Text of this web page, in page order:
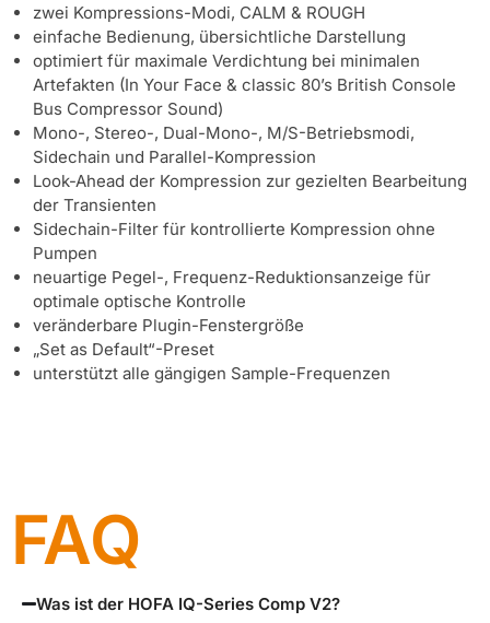
zwei Kompressions-Modi, CALM & ROUGH
einfache Bedienung, übersichtliche Darstellung
optimiert für maximale Verdichtung bei minimalen
Artefakten (In Your Face & classic 80’s British Console
Bus Compressor Sound)
Mono-, Stereo-, Dual-Mono-, M/S-Betriebsmodi,
Sidechain und Parallel-Kompression
Look-Ahead der Kompression zur gezielten Bearbeitung
der Transienten
Sidechain-Filter für kontrollierte Kompression ohne
Pumpen
neuartige Pegel-, Frequenz-Reduktionsanzeige für
optimale optische Kontrolle
veränderbare Plugin-Fenstergröße
„Set as Default“-Preset
unterstützt alle gängigen Sample-Frequenzen
FAQ
Was ist der HOFA IQ-Series Comp V2?